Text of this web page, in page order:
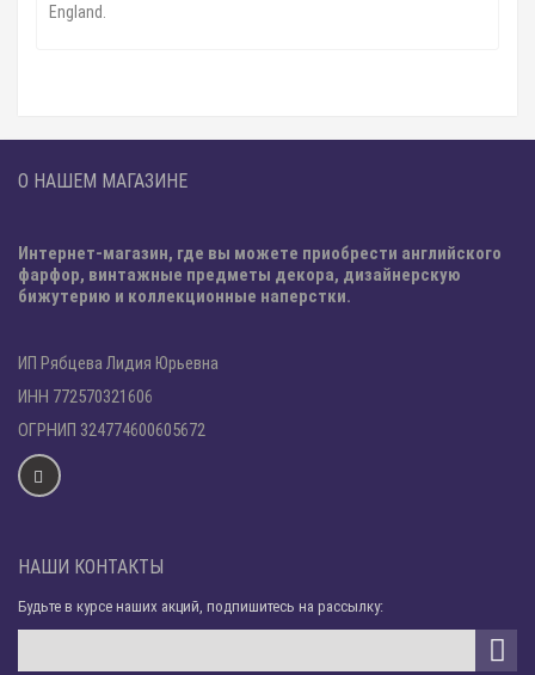
England.
О НАШЕМ МАГАЗИНЕ
Интернет-магазин, где вы можете приобрести английского
фарфор, винтажные предметы декора, дизайнерскую
бижутерию и коллекционные наперстки.
ИП Рябцева Лидия Юрьевна
ИНН 772570321606
ОГРНИП 324774600605672
НАШИ КОНТАКТЫ
Будьте в курсе наших акций, подпишитесь на рассылку: